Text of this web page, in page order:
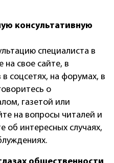
консультативную
специалиста в
на свое сайте, в
соцсетях, на форумах, в
о
газетой или
на вопросы читалей и
об интересных случаях,